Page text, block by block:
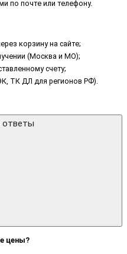
по почте или телефону.
корзину на сайте;
(Москва и МО);
счету;
ТК ДЛ для регионов РФ).
ответы
цены?